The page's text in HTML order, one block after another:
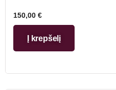
150,00 €
Į krepšelį